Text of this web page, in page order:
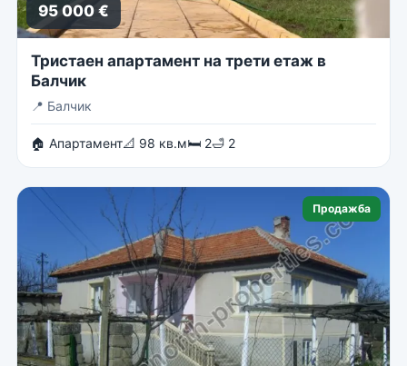
95 000 €
Тристаен апартамент на трети етаж в
Балчик
📍 Балчик
🏠 Апартамент📐 98 кв.м🛏 2🛁 2
Продажба